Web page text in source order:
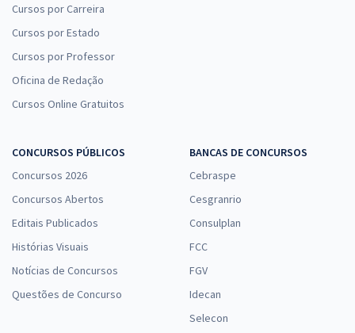
Cursos por Carreira
Cursos por Estado
Cursos por Professor
Oficina de Redação
Cursos Online Gratuitos
CONCURSOS PÚBLICOS
Concursos 2026
Concursos Abertos
Editais Publicados
Histórias Visuais
Notícias de Concursos
Questões de Concurso
BANCAS DE CONCURSOS
Cebraspe
Cesgranrio
Consulplan
FCC
FGV
Idecan
Selecon